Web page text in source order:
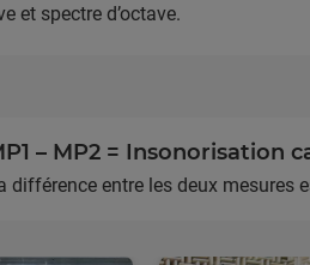
et spectre d’octave.
– MP2 = Insonorisation
différence entre les deux mesures